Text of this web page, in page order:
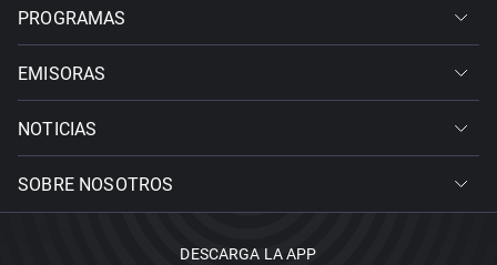
PROGRAMAS
EMISORAS
NOTICIAS
SOBRE NOSOTROS
DESCARGA LA APP